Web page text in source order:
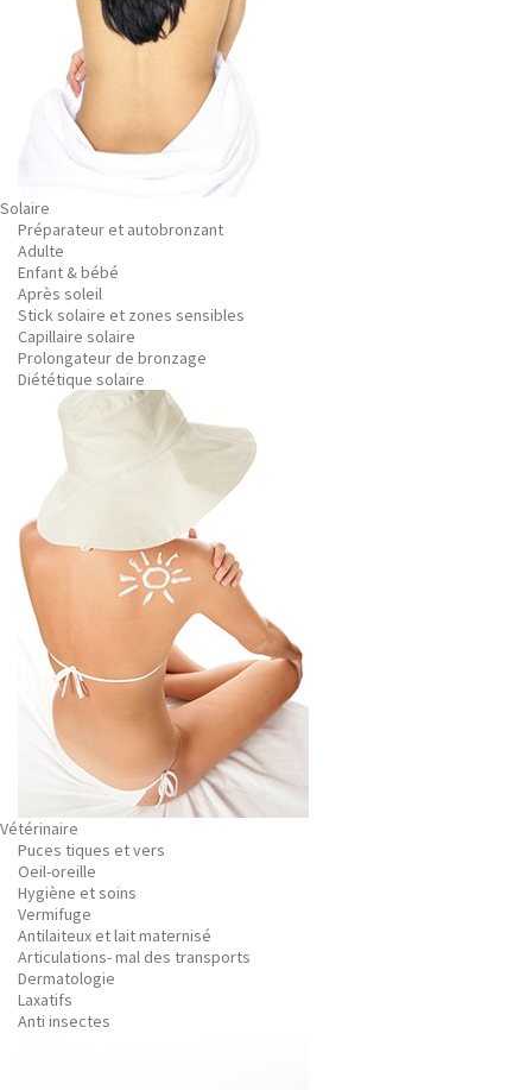
Solaire
Préparateur et autobronzant
Adulte
Enfant & bébé
Après soleil
Stick solaire et zones sensibles
Capillaire solaire
Prolongateur de bronzage
Diététique solaire
Vétérinaire
Puces tiques et vers
Oeil-oreille
Hygiène et soins
Vermifuge
Antilaiteux et lait maternisé
Articulations- mal des transports
Dermatologie
Laxatifs
Anti insectes